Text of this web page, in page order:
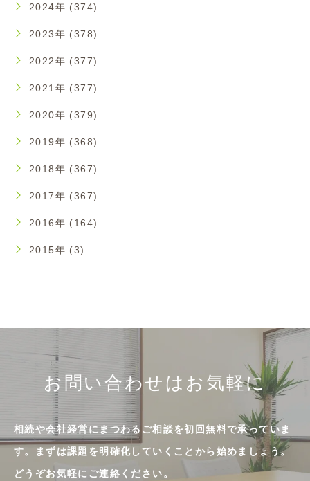
2024年 (374)
2023年 (378)
2022年 (377)
2021年 (377)
2020年 (379)
2019年 (368)
2018年 (367)
2017年 (367)
2016年 (164)
2015年 (3)
お問い合わせはお気軽に
相続や会社経営にまつわるご相談を初回無料で承っていま
す。まずは課題を明確化していくことから始めましょう。
どうぞお気軽にご連絡ください。